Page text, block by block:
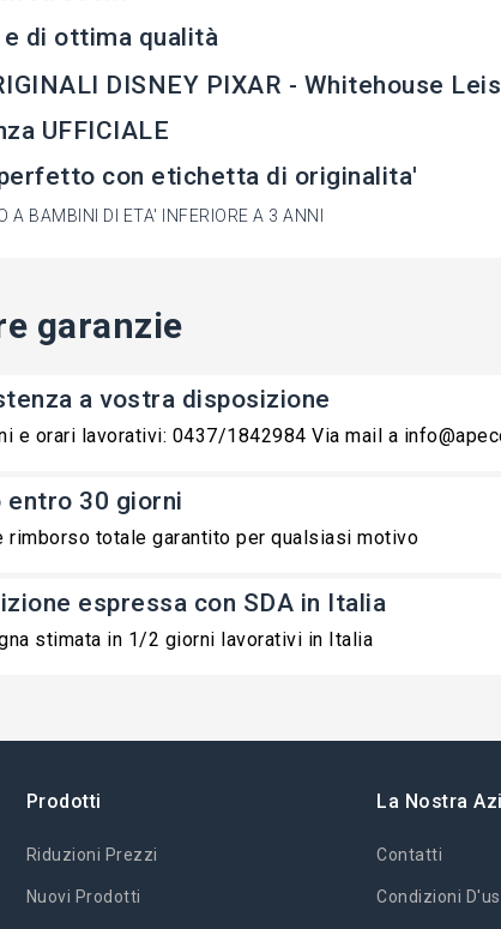
di ottima qualità
DISNEY PIXAR - Whitehouse
UFFICIALE
perfetto con etichetta di originalita'
A BAMBINI DI ETA' INFERIORE A 3 ANNI
garanzie
a vostra disposizione
e orari lavorativi: 0437/1842984 Via mail a
entro 30 giorni
rimborso totale garantito per qualsiasi motivo
espressa con SDA in Italia
stimata in 1/2 giorni lavorativi in Italia
Prodotti
Riduzioni Prezzi
Nuovi Prodotti
La Nostra
Contatti
Condizioni